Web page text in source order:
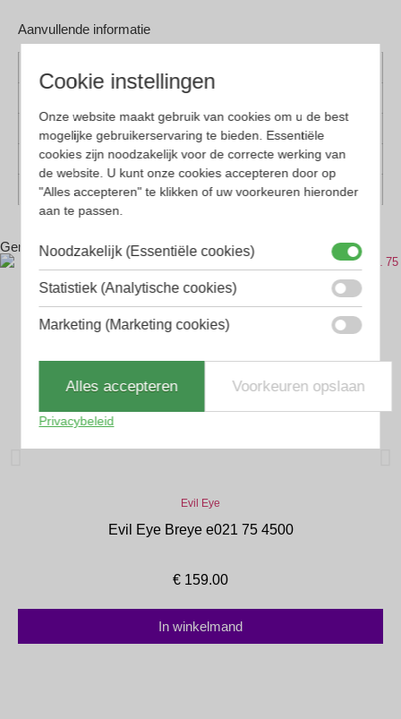
Aanvullende informatie
Pasvorm Large
Geschikt voor Dames, Heren
Gerelateerde producten
Evil Eye
Evil Eye Breye e021 75 4500
€ 159.00
In winkelmand
Cookie instellingen
Onze website maakt gebruik van cookies om u de best
mogelijke gebruikerservaring te bieden. Essentiële
cookies zijn noodzakelijk voor de correcte werking van
de website. U kunt onze cookies accepteren door op
"Alles accepteren" te klikken of uw voorkeuren hieronder
aan te passen.
Noodzakelijk (Essentiële cookies)
Statistiek (Analytische cookies)
Marketing (Marketing cookies)
Alles accepteren Voorkeuren opslaan
Privacybeleid